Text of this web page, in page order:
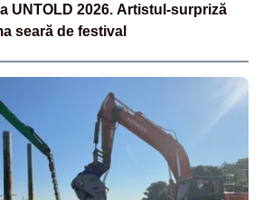
UNTOLD 2026. Artistul-surpriză
seară de festival